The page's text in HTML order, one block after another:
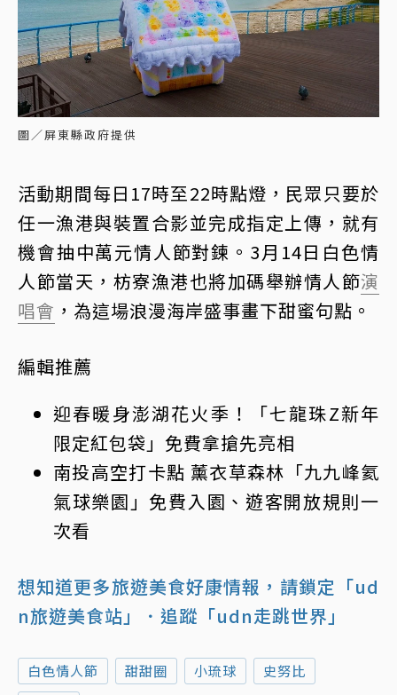
圖／屏東縣政府提供
活動期間每日17時至22時點燈，民眾只要於
任一漁港與裝置合影並完成指定上傳，就有
機會抽中萬元情人節對鍊。3月14日白色情
人節當天，枋寮漁港也將加碼舉辦情人節演
唱會 ，為這場浪漫海岸盛事畫下甜蜜句點。
編輯推薦
迎春暖身澎湖花火季！「七龍珠Z新年
限定紅包袋」免費拿搶先亮相
南投高空打卡點 薰衣草森林「九九峰氦
氣球樂園」免費入園、遊客開放規則一
次看
想知道更多旅遊美食好康情報，請鎖定「ud
n旅遊美食站」
．追蹤「udn走跳世界」
白色情人節 甜甜圈 小琉球
史努比